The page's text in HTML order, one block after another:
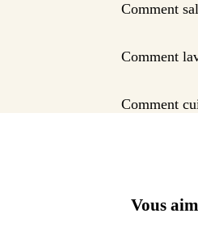
Comment
Comment
Comment
Vous